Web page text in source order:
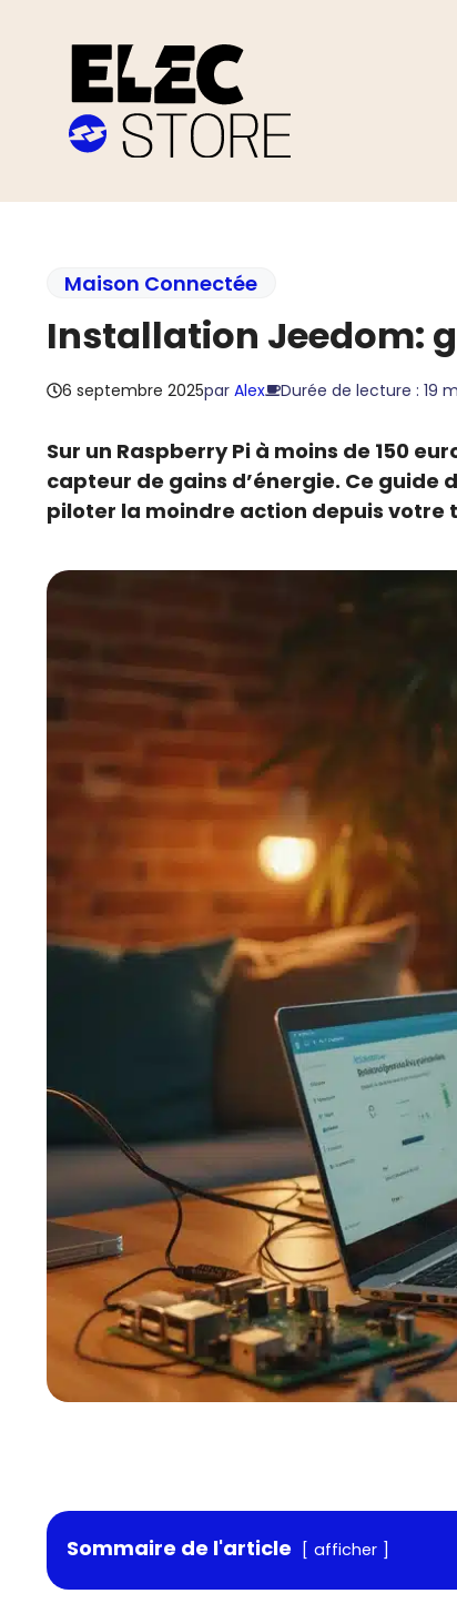
Maison Connectée
Installation Jeedom:
6 septembre 2025par Alex Durée de lecture : 19
Sur un Raspberry Pi à moins de 150
capteur de gains d’énergie. Ce guide
piloter la moindre action depuis votre
Sommaire de l'article afficher